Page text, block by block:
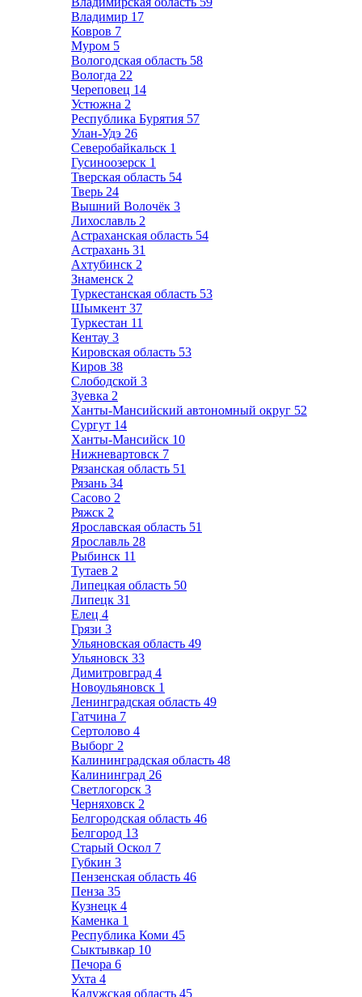
Владимир 17
Ковров 7
Муром 5
Вологодская область 58
Вологда 22
Череповец 14
Устюжна 2
Республика Бурятия 57
Улан-Удэ 26
Северобайкальск 1
Гусиноозерск 1
Тверская область 54
Тверь 24
Вышний Волочёк 3
Лихославль 2
Астраханская область 54
Астрахань 31
Ахтубинск 2
Знаменск 2
Туркестанская область 53
Шымкент 37
Туркестан 11
Кентау 3
Кировская область 53
Киров 38
Слободской 3
Зуевка 2
Ханты-Мансийский автономный округ 52
Сургут 14
Ханты-Мансийск 10
Нижневартовск 7
Рязанская область 51
Рязань 34
Сасово 2
Ряжск 2
Ярославская область 51
Ярославль 28
Рыбинск 11
Тутаев 2
Липецкая область 50
Липецк 31
Елец 4
Грязи 3
Ульяновская область 49
Ульяновск 33
Димитровград 4
Новоульяновск 1
Ленинградская область 49
Гатчина 7
Сертолово 4
Выборг 2
Калининградская область 48
Калининград 26
Светлогорск 3
Черняховск 2
Белгородская область 46
Белгород 13
Старый Оскол 7
Губкин 3
Пензенская область 46
Пенза 35
Кузнецк 4
Каменка 1
Республика Коми 45
Сыктывкар 10
Печора 6
Ухта 4
Калужская область 45